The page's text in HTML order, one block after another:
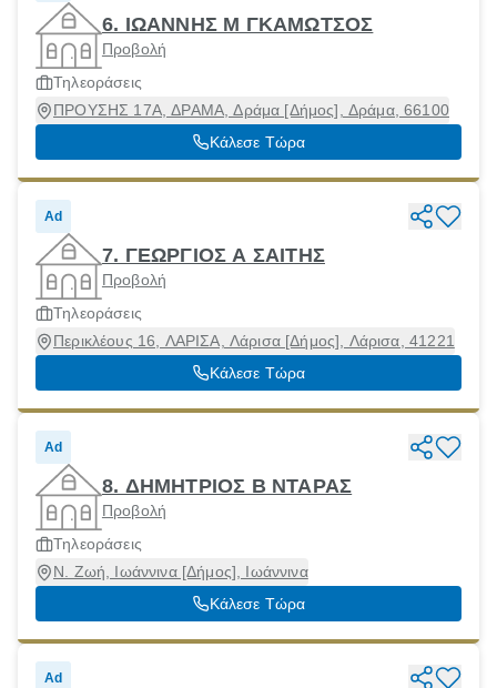
6. ΙΩΑΝΝΗΣ Μ ΓΚΑΜΩΤΣΟΣ
Προβολή
Τηλεοράσεις
ΠΡΟΥΣΗΣ 17Α, ΔΡΑΜΑ, Δράμα [Δήμος], Δράμα, 66100
Κάλεσε Τώρα
Ad
7. ΓΕΩΡΓΙΟΣ Α ΣΑΙΤΗΣ
Προβολή
Τηλεοράσεις
Περικλέους 16, ΛΑΡΙΣΑ, Λάρισα [Δήμος], Λάρισα, 41221
Κάλεσε Τώρα
Ad
8. ΔΗΜΗΤΡΙΟΣ Β ΝΤΑΡΑΣ
Προβολή
Τηλεοράσεις
Ν. Ζωή, Ιωάννινα [Δήμος], Ιωάννινα
Κάλεσε Τώρα
Ad